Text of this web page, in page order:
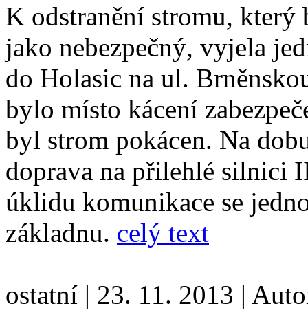
K odstranění stromu, který
jako nebezpečný, vyjela
do Holasic na ul.
bylo místo kácení
byl strom pokácen. Na
doprava na přilehlé silnici
úklidu komunikace se
základnu. celý text
ostatní | 23. 11. 2013 |